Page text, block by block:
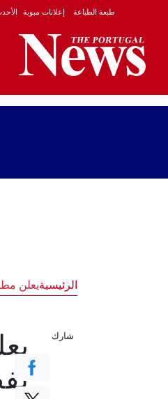
طبعة الطباعة إعلانات مبوبة
الرئيسيةيعلن
شارك